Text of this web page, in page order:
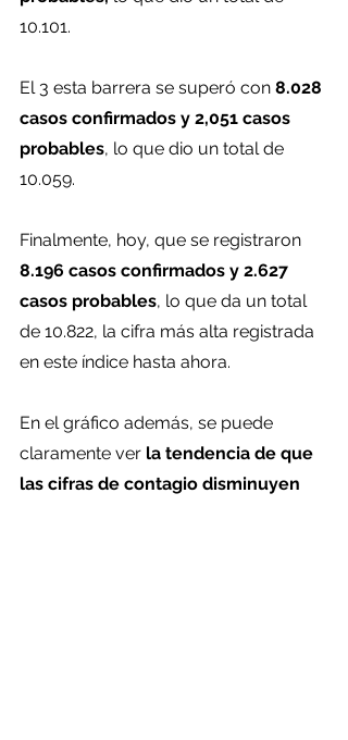
10.101.
El 3 esta barrera se superó con 8.028
casos confirmados y 2,051 casos
probables, lo que dio un total de
10.059.
Finalmente, hoy, que se registraron
8.196 casos confirmados y 2.627
casos probables, lo que da un total
de 10.822, la cifra más alta registrada
en este índice hasta ahora.
En el gráfico además, se puede
claramente ver la tendencia de que
las cifras de contagio disminuyen